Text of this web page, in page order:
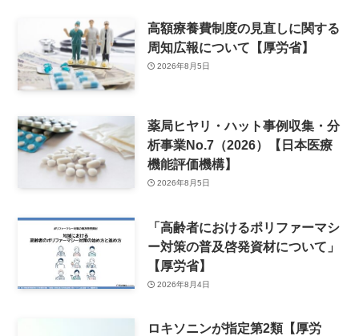
高額療養費制度の見直しに関する
周知広報について【厚労省】
2026年8月5日
薬局ヒヤリ・ハット事例収集・分
析事業No.7（2026）【日本医療
機能評価機構】
2026年8月5日
「高齢者におけるポリファーマシ
ー対策の普及啓発資材について」
【厚労省】
2026年8月4日
ロキソニンが指定第2類【厚労